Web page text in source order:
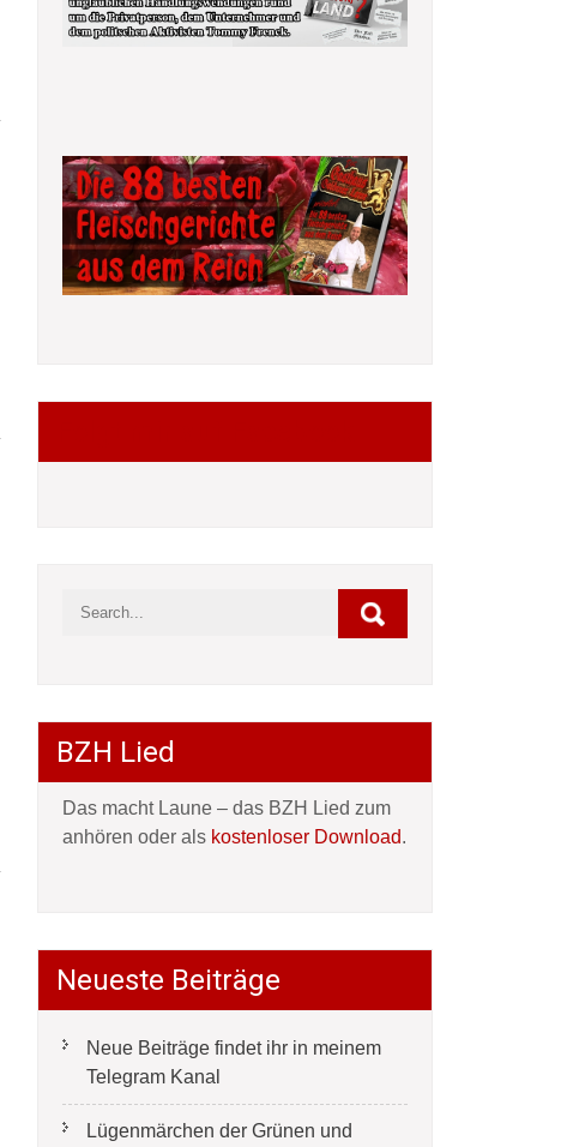
BZH Lied
Das macht Laune – das BZH Lied zum
anhören oder als kostenloser Download.
Neueste Beiträge
Neue Beiträge findet ihr in meinem
Telegram Kanal
Lügenmärchen der Grünen und